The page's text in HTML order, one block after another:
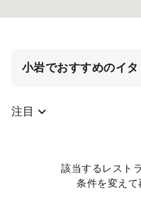
小岩でおすすめのイタ
注目
該当するレスト
条件を変えて